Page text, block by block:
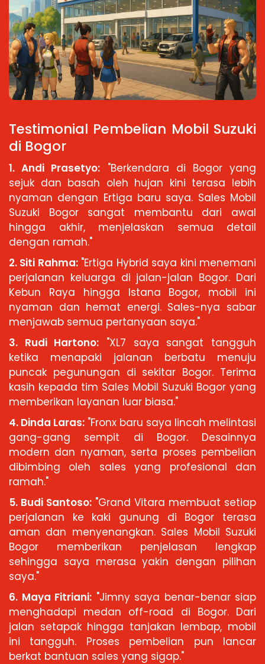
Testimonial Pembelian Mobil Suzuki
di Bogor
1. Andi Prasetyo: "Berkendara di Bogor yang
sejuk dan basah oleh hujan kini terasa lebih
nyaman dengan Ertiga baru saya. Sales Mobil
Suzuki Bogor sangat membantu dari awal
hingga akhir, menjelaskan semua detail
dengan ramah."
2. Siti Rahma:"Ertiga Hybrid saya kini menemani
perjalanan keluarga di jalan-jalan Bogor. Dari
Kebun Raya hingga Istana Bogor, mobil ini
nyaman dan hemat energi. Sales-nya sabar
menjawab semua pertanyaan saya."
3. Rudi Hartono: "XL7 saya sangat tangguh
ketika menapaki jalanan berbatu menuju
puncak pegunungan di sekitar Bogor. Terima
kasih kepada tim Sales Mobil Suzuki Bogor yang
memberikan layanan luar biasa."
4. Dinda Laras: "Fronx baru saya lincah melintasi
gang-gang sempit di Bogor. Desainnya
modern dan nyaman, serta proses pembelian
dibimbing oleh sales yang profesional dan
ramah."
5. Budi Santoso: "Grand Vitara membuat setiap
perjalanan ke kaki gunung di Bogor terasa
aman dan menyenangkan. Sales Mobil Suzuki
Bogor memberikan penjelasan lengkap
sehingga saya merasa yakin dengan pilihan
saya."
6. Maya Fitriani: "Jimny saya benar-benar siap
menghadapi medan off-road di Bogor. Dari
jalan setapak hingga tanjakan lembap, mobil
ini tangguh. Proses pembelian pun lancar
berkat bantuan sales yang sigap."